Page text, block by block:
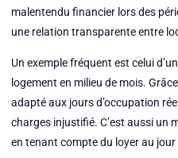
malentendu financier lors des
une relation transparente entre
Un exemple fréquent est celui
logement en milieu de mois.
adapté aux jours d’occupation
charges injustifié. C’est aussi un
en tenant compte du loyer au jour